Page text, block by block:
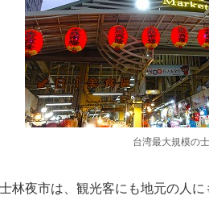
台湾最大規模の
林夜市は、観光客にも地元の人に